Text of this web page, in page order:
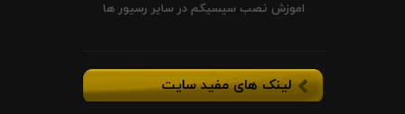
اموزش نصب سیسیکم در سایر رسیور ها
لینک های مفید سایت